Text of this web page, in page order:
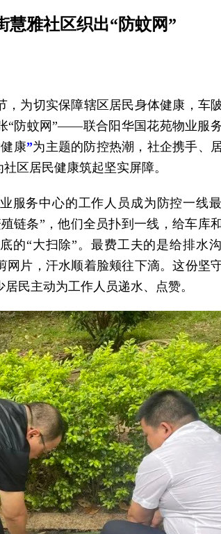
慧雅社区织出“防蚊网”
，为切实保障辖区居民身体健康，车
“防蚊网”——联合阳华国花苑物业服
康”为主题的防控热潮，社企携手、
区居民健康筑起坚实屏障。
服务中心的工作人员成为防控一线
链条”，他们全员扑到一线，给车库
的“大扫除”。最费工夫的是给排水
网片，汗水顺着脸颊往下滴。这份坚
民主动为工作人员递水、点赞。